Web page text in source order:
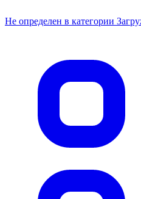
Не определен в категории